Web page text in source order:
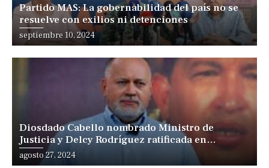
Partido MAS: La gobernabilidad del país no se
resuelve con exilios ni detenciones
Posted
on
septiembre 10, 2024
Diosdado Cabello nombrado Ministro de
Justicia y Delcy Rodríguez ratificada en
Vicepresidencia
Posted
agosto 27, 2024